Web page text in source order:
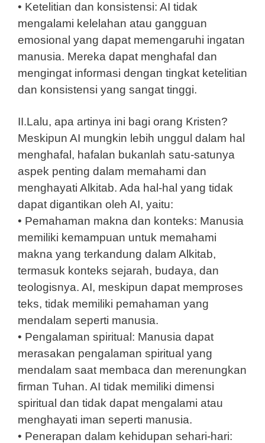
• Ketelitian dan konsistensi: AI tidak
mengalami kelelahan atau gangguan
emosional yang dapat memengaruhi ingatan
manusia. Mereka dapat menghafal dan
mengingat informasi dengan tingkat ketelitian
dan konsistensi yang sangat tinggi.
II.Lalu, apa artinya ini bagi orang Kristen?
Meskipun AI mungkin lebih unggul dalam hal
menghafal, hafalan bukanlah satu-satunya
aspek penting dalam memahami dan
menghayati Alkitab. Ada hal-hal yang tidak
dapat digantikan oleh AI, yaitu:
• Pemahaman makna dan konteks: Manusia
memiliki kemampuan untuk memahami
makna yang terkandung dalam Alkitab,
termasuk konteks sejarah, budaya, dan
teologisnya. AI, meskipun dapat memproses
teks, tidak memiliki pemahaman yang
mendalam seperti manusia.
• Pengalaman spiritual: Manusia dapat
merasakan pengalaman spiritual yang
mendalam saat membaca dan merenungkan
firman Tuhan. AI tidak memiliki dimensi
spiritual dan tidak dapat mengalami atau
menghayati iman seperti manusia.
• Penerapan dalam kehidupan sehari-hari: